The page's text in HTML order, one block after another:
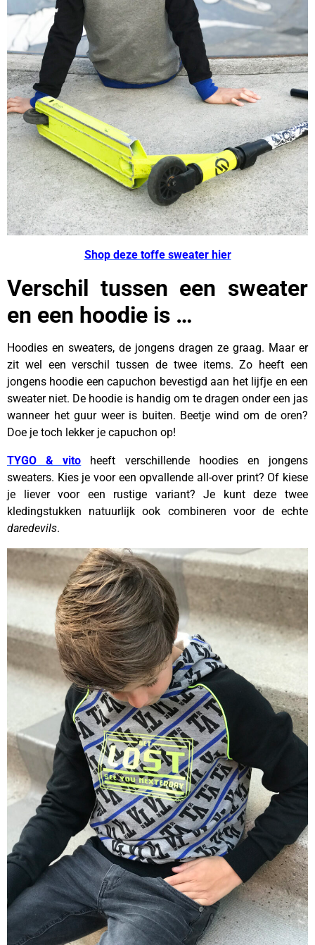
Shop deze toffe sweater hier
Verschil tussen een sweater
en een hoodie is …
Hoodies en sweaters, de jongens dragen ze graag. Maar er
zit wel een verschil tussen de twee items. Zo heeft een
jongens hoodie een capuchon bevestigd aan het lijfje en een
sweater niet. De hoodie is handig om te dragen onder een jas
wanneer het guur weer is buiten. Beetje wind om de oren?
Doe je toch lekker je capuchon op!
TYGO & vito heeft verschillende hoodies en jongens
sweaters. Kies je voor een opvallende all-over print? Of kiese
je liever voor een rustige variant? Je kunt deze twee
kledingstukken natuurlijk ook combineren voor de echte
daredevils.